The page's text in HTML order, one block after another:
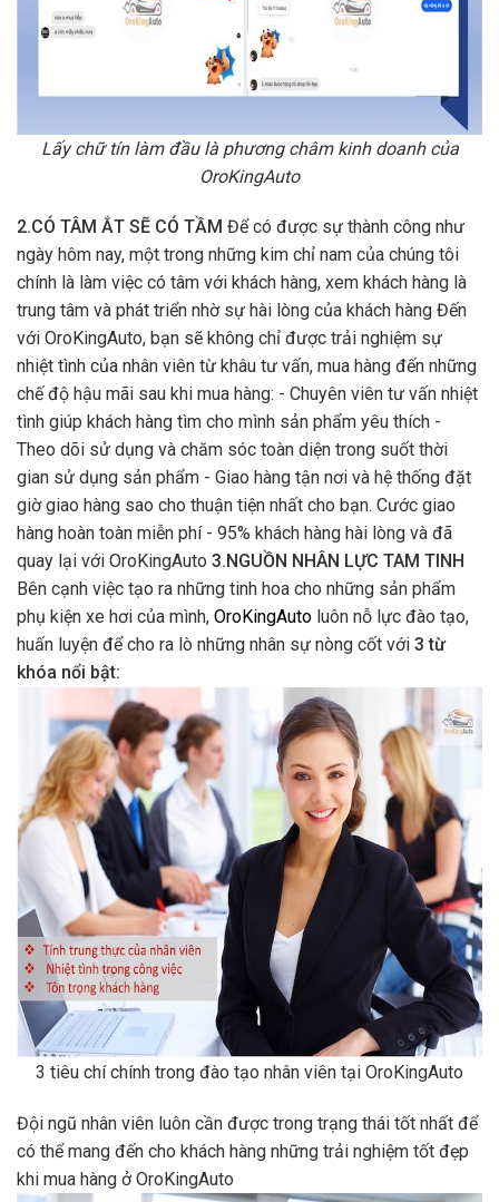
Lấy chữ tín làm đầu là phương châm kinh doanh của
OroKingAuto
2.CÓ TÂM ẮT SẼ CÓ TẦM Để có được sự thành công như
ngày hôm nay, một trong những kim chỉ nam của chúng tôi
chính là làm việc có tâm với khách hàng, xem khách hàng là
trung tâm và phát triển nhờ sự hài lòng của khách hàng Đến
với OroKingAuto, bạn sẽ không chỉ được trải nghiệm sự
nhiệt tình của nhân viên từ khâu tư vấn, mua hàng đến những
chế độ hậu mãi sau khi mua hàng: - Chuyên viên tư vấn nhiệt
tình giúp khách hàng tìm cho mình sản phẩm yêu thích -
Theo dõi sử dụng và chăm sóc toàn diện trong suốt thời
gian sử dụng sản phẩm - Giao hàng tận nơi và hệ thống đặt
giờ giao hàng sao cho thuận tiện nhất cho bạn. Cước giao
hàng hoàn toàn miễn phí - 95% khách hàng hài lòng và đã
quay lại với OroKingAuto 3.NGUỒN NHÂN LỰC TAM TINH
Bên cạnh việc tạo ra những tinh hoa cho những sản phẩm
phụ kiện xe hơi của mình, OroKingAuto luôn nỗ lực đào tạo,
huấn luyện để cho ra lò những nhân sự nòng cốt với 3 từ
khóa nổi bật:
3 tiêu chí chính trong đào tạo nhân viên tại OroKingAuto
Đội ngũ nhân viên luôn cần được trong trạng thái tốt nhất để
có thể mang đến cho khách hàng những trải nghiệm tốt đẹp
khi mua hàng ở OroKingAuto